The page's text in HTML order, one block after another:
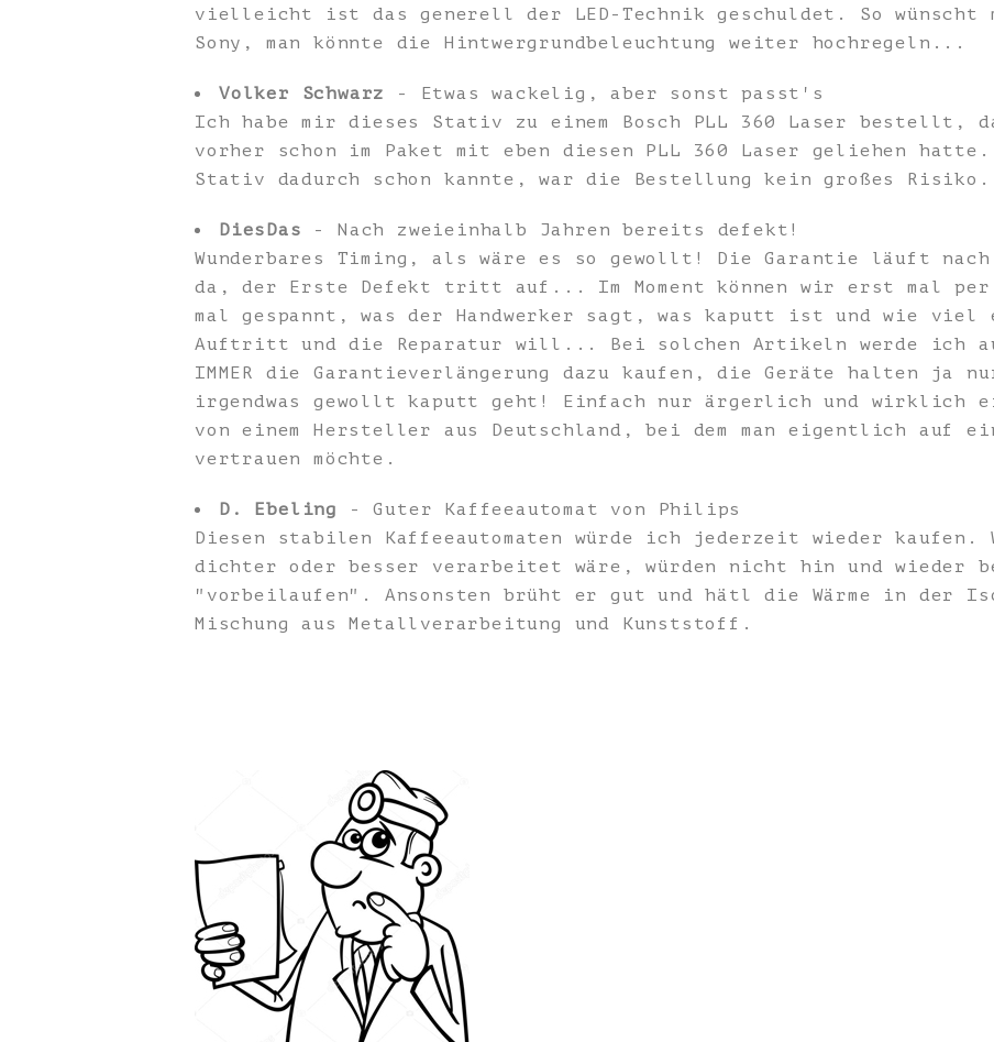
vielleicht ist das generell der LED-Technik geschuldet. So wünscht
Sony, man könnte die Hintwergrundbeleuchtung weiter hochregeln...
Volker Schwarz
- Etwas wackelig, aber sonst passt's
Ich habe mir dieses Stativ zu einem Bosch PLL 360 Laser bestellt,
vorher schon im Paket mit eben diesen PLL 360 Laser geliehen hatte.
Stativ dadurch schon kannte, war die Bestellung kein großes Risiko.
DiesDas - Nach zweieinhalb Jahren bereits defekt!
Wunderbares Timing, als wäre es so gewollt! Die Garantie läuft nach
da, der Erste Defekt tritt auf... Im Moment können wir erst mal per
mal gespannt, was der Handwerker sagt, was kaputt ist und wie viel
Auftritt und die Reparatur will... Bei solchen Artikeln werde ich
IMMER die Garantieverlängerung dazu kaufen, die Geräte halten ja
irgendwas gewollt kaputt geht! Einfach nur ärgerlich und wirklich
von einem Hersteller aus Deutschland, bei dem man eigentlich auf
vertrauen möchte.
D. Ebeling
- Guter Kaffeeautomat von Philips
Diesen stabilen Kaffeeautomaten würde ich jederzeit wieder kaufen.
dichter oder besser verarbeitet wäre, würden nicht hin und wieder
"vorbeilaufen". Ansonsten brüht er gut und hätl die Wärme in der
Mischung aus Metallverarbeitung und Kunststoff.